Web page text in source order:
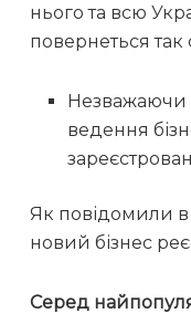
нього та всю
повернеться
Незважаючи
ведення
Як повідомили в
новий бізнес
Серед